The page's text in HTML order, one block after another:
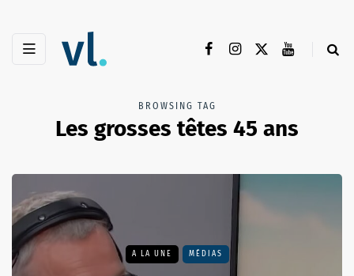
BROWSING TAG
Les grosses têtes 45 ans
A LA UNE MÉDIAS